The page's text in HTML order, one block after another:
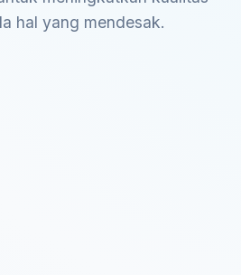
hal yang mendesak.